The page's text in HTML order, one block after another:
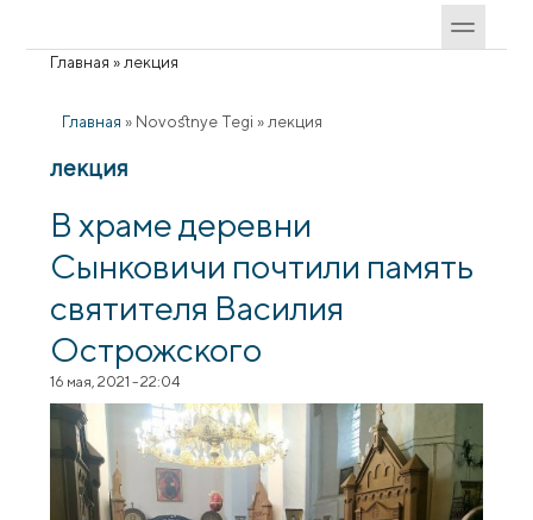
Главная » лекция
Главная » Novostnye Tegi » лекция
лекция
В храме деревни
Сынковичи почтили память
святителя Василия
Острожского
16 мая, 2021 - 22:04